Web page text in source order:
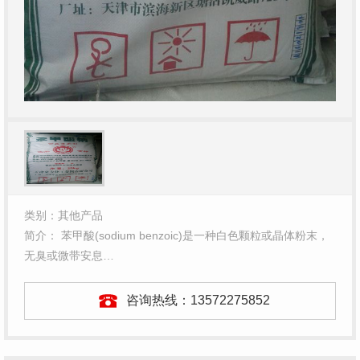
类别：其他产品
简介： 苯甲酸(sodium benzoic)是一种白色颗粒或晶体粉末，
无臭或微带安息…
咨询热线： 13572275852